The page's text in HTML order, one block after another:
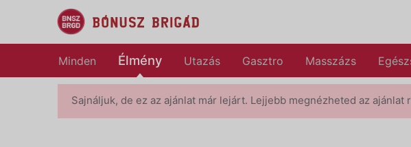
Minden Élmény Utazás Gasztro Masszázs
Sajnáljuk, de ez az ajánlat már lejárt. Lejjebb megnézheted az ajánlat